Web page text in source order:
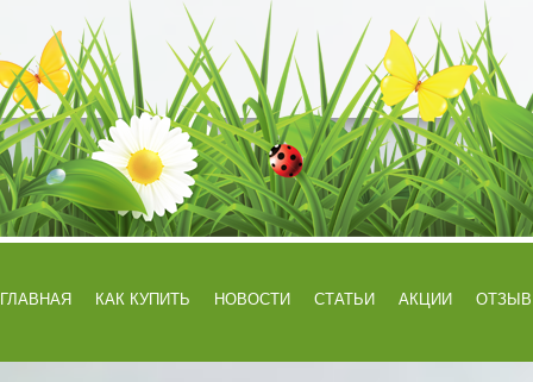
ГЛАВНАЯ КАК КУПИТЬ НОВОСТИ СТАТЬИ АКЦИИ